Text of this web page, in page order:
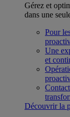
Gérez et
dans une
Pour
Une
et
Découvrir la